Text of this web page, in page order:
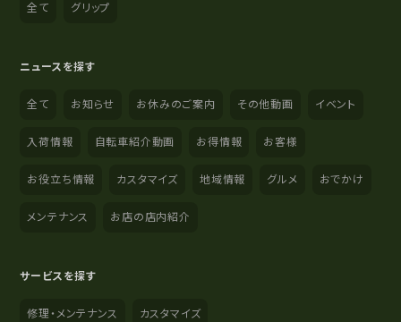
全て グリップ
ニュースを探す
全て お知らせ お休みのご案内 その他動画 イベント
入荷情報 自転車紹介動画 お得情報 お客様
お役立ち情報 カスタマイズ 地域情報 グルメ おでかけ
メンテナンス お店の店内紹介
サービスを探す
修理・メンテナンス カスタマイズ